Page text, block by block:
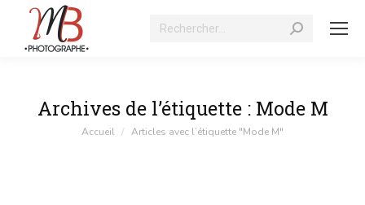
Recherche
Archives de l’étiquette : Mode M
Vous êtes ici :
Accueil Articles avec l’étiquette "Mode M"